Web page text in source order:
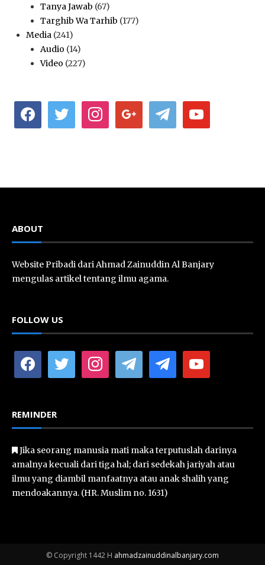
Tanya Jawab (67)
Targhib Wa Tarhib (177)
Media (241)
Audio (14)
Video (227)
facebook twitter instagramgoogle telegram youtube
ABOUT
Website Pribadi dari Ahmad Zainuddin Al Banjary
mengulas artikel tentang ilmu agama.
FOLLOW US
facebook twitter instagramtelegram telegram youtube
REMINDER
Jika seorang manusia mati maka terputuslah darinya
amalnya kecuali dari tiga hal; dari sedekah jariyah atau
ilmu yang diambil manfaatnya atau anak shalih yang
mendoakannya. (HR. Muslim no. 1631)
© Copyright 1442 H ahmadzainuddinalbanjary.com